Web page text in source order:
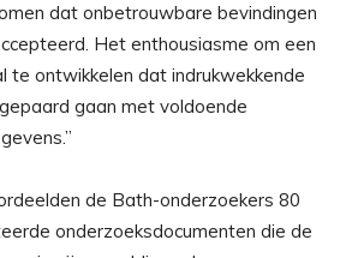
dat onbetrouwbare bevindingen
Het enthousiasme om een
te ontwikkelen dat indrukwekkende
gaan met voldoende
de Bath-onderzoekers 80
onderzoeksdocumenten die de